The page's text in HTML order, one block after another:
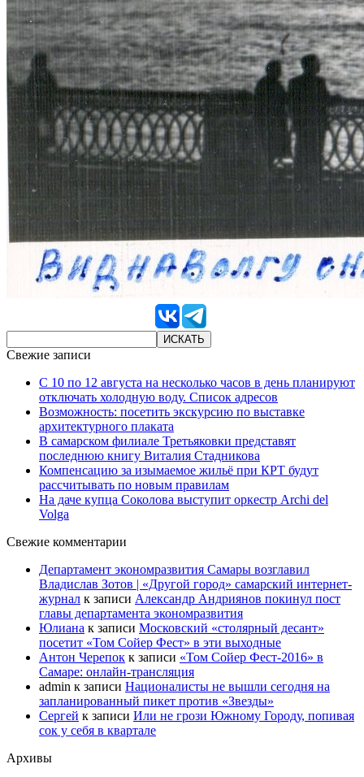
Свежие записи
С 10 по 12 августа на несколько часов в день планируют
отключать холодную воду. Список адресов
Возможность: посетить экскурсию по выставке
архитектурного плаката
В самарском филиале Третьяковки представят
последнюю книгу Виталия Стадникова
Компенсацию за изымаемое жильё при КРТ будут
рассчитывать по новым правилам
На даче купца Соколова выступит оркестр Archi del
Volga
Свежие комментарии
Департамент экономразвития Самары возглавил
Владислав Зотов | «Другой город» самарский интернет-
журнал к записи Александр Андриянов покинул пост
главы департамента экономразвития
Юлиана к записи Московский «столярный десант»
посетит «Том Сойер Фест» в эти выходные
Антон Черепок к записи «Том Сойер Фест-2016» в
Самаре: онлайн-трансляция
admin к записи Националисты не вышли сегодня на
запланированный пикет против «Звезды»
Сергей к записи Или не грози Южному Городу, попивая
сок у себя в квартале
Архивы